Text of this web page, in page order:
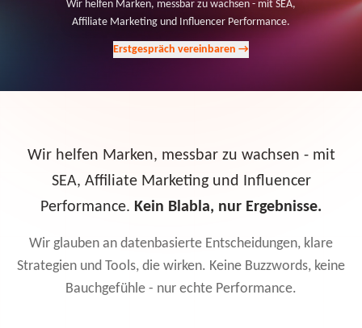
Wir helfen Marken, messbar zu wachsen - mit SEA,
Affiliate Marketing und Influencer Performance.
Erstgespräch vereinbaren →
Wir helfen Marken, messbar zu wachsen - mit
SEA, Affiliate Marketing und Influencer
Performance. Kein Blabla, nur Ergebnisse.
Wir glauben an datenbasierte Entscheidungen, klare
Strategien und Tools, die wirken. Keine Buzzwords, keine
Bauchgefühle - nur echte Performance.